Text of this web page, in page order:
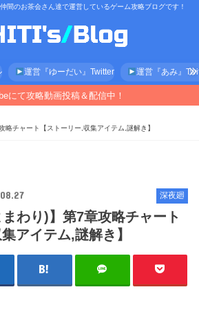
間のお茶会さん達で運営しているゲーム攻略ブログです！
運営『ゆーだい』Twitter 運営『あみ』
にて攻略動画投稿＆配信中！
略チャート【ストーリー,収集アイテム,謎解き】
深夜廻
まわり)】第7章攻略チャート
アイテム,謎解き】